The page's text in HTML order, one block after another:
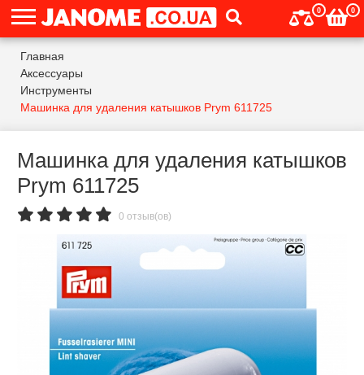
0 0
Главная
Аксессуары
Инструменты
Машинка для удаления катышков Prym 611725
Машинка для удаления катышков
Prym 611725
0 отзыв(ов)